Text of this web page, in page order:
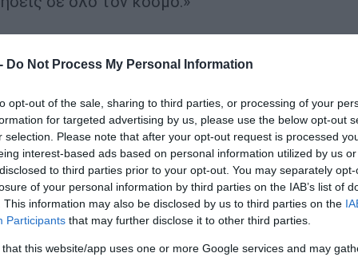
Do Not Process My Personal Information
opt-out of the sale, sharing to third parties, or processing of your
for targeted advertising by us, please use the below opt-out
selection. Please note that after your opt-out request is processed
interest-based ads based on personal information utilized by us
to third parties prior to your opt-out. You may separately
of your personal information by third parties on the IAB’s list of
This information may also be disclosed by us to third parties on the
Participants that may further disclose it to other third parties.
that this website/app uses one or more Google services and may
πρόσβαση σε analytics σε έναν ολόκληρο
που επιτρέπουν σε όλους τους χρήστες να
απρόσκοπτα. Με τη διαθεσιμότητα του
στο πλήρες πακέτο Viya που
Visual Data Mining and Machine Learning και
Microsoft Azure